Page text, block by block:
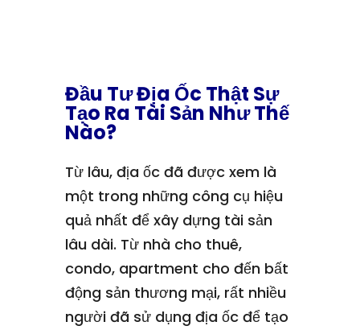
Đầu Tư Địa Ốc Thật Sự
Tạo Ra Tài Sản Như Thế
Nào?
Từ lâu, địa ốc đã được xem là
một trong những công cụ hiệu
quả nhất để xây dựng tài sản
lâu dài. Từ nhà cho thuê,
condo, apartment cho đến bất
động sản thương mại, rất nhiều
người đã sử dụng địa ốc để tạo